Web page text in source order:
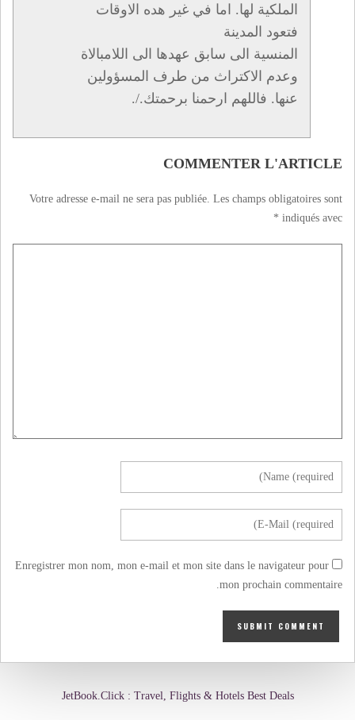
الملكية لها. اما في غير هده الاوقات
فتعود المدينة
المنسية الى سابق عهدها الى اللامبالاة
وعدم الاكتراث من طرف المسؤولين
عنها. فاللهم ارحمنا برحمتك./.
COMMENTER L'ARTICLE
Votre adresse e-mail ne sera pas publiée. Les champs obligatoires sont
indiqués avec
*
Enregistrer mon nom, mon e-mail et mon site dans le navigateur pour
mon prochain commentaire.
JetBook.Click : Travel, Flights & Hotels Best Deals